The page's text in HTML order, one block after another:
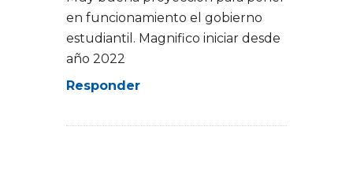
en funcionamiento el gobierno
estudiantil. Magnifico iniciar desde
año 2022
Responder